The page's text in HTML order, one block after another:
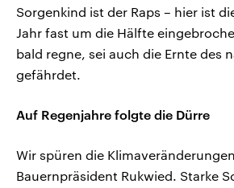
Sorgenkind ist der Raps – hier ist
Jahr fast um die Hälfte
bald regne, sei auch die Ernte des
gefährdet.
Auf Regenjahre folgte die Dürre
Wir spüren die
Bauernpräsident Rukwied. Starke